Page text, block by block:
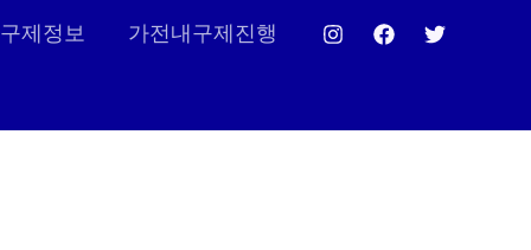
제정보 가전내구제진행